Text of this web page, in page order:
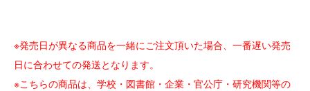
※発売日が異なる商品を一緒にご注文頂いた場合、一番遅い発売
日に合わせての発送となります。
※こちらの商品は、学校・図書館・企業・官公庁・研究機関等の